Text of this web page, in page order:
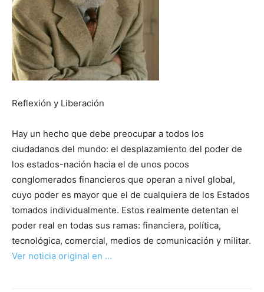
Reflexión y Liberación
Hay un hecho que debe preocupar a todos los
ciudadanos del mundo: el desplazamiento del poder de
los estados-nación hacia el de unos pocos
conglomerados financieros que operan a nivel global,
cuyo poder es mayor que el de cualquiera de los Estados
tomados individualmente. Estos realmente detentan el
poder real en todas sus ramas: financiera, política,
tecnológica, comercial, medios de comunicación y militar.
Ver noticia original en …